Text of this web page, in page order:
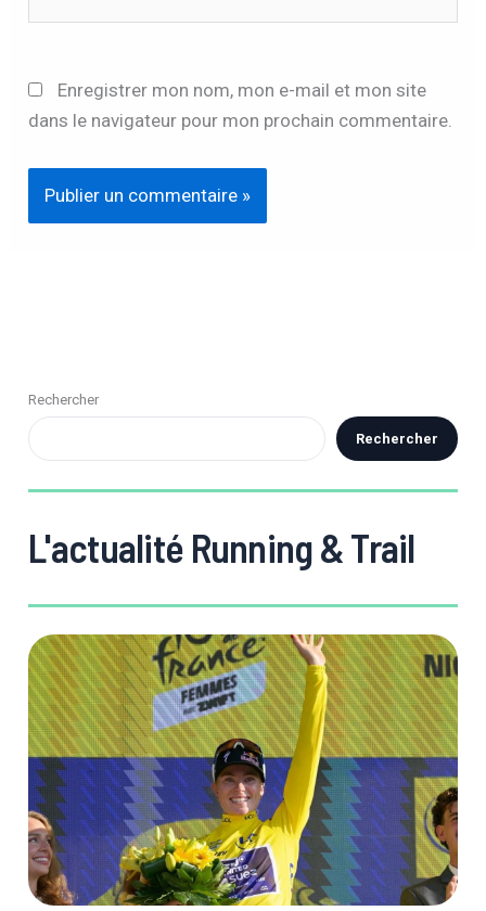
Enregistrer mon nom, mon e-mail et mon site
dans le navigateur pour mon prochain commentaire.
Rechercher
Rechercher
L'actualité Running & Trail